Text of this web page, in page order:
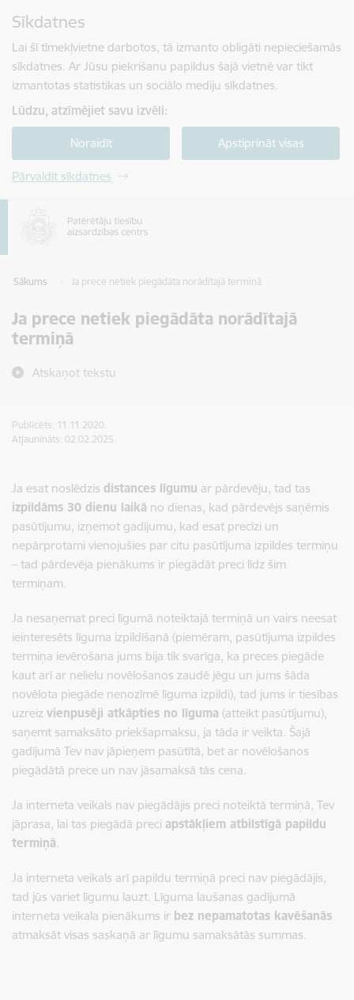
Sīkdatnes
Lai šī tīmekļvietne darbotos, tā izmanto obligāti nepieciešamās
sīkdatnes. Ar Jūsu piekrišanu papildus šajā vietnē var tikt
izmantotas statistikas un sociālo mediju sīkdatnes.
Lūdzu, atzīmējiet savu izvēli:
Noraidīt Apstiprināt visas
Pārvaldīt sīkdatnes
Sākums Ja prece netiek piegādāta norādītajā termiņā
Ja prece netiek piegādāta norādītajā
termiņā
Atskaņot tekstu
Publicēts: 11.11.2020.
Atjaunināts: 02.02.2025.
Ja esat noslēdzis distances līgumu ar pārdevēju, tad tas
izpildāms 30 dienu laikā no dienas, kad pārdevējs saņēmis
pasūtījumu, izņemot gadījumu, kad esat precīzi un
nepārprotami vienojušies par citu pasūtījuma izpildes termiņu
– tad pārdevēja pienākums ir piegādāt preci līdz šim
termiņam.
Ja nesaņemat preci līgumā noteiktajā termiņā un vairs neesat
ieinteresēts līguma izpildīšanā (piemēram, pasūtījuma izpildes
termiņa ievērošana jums bija tik svarīga, ka preces piegāde
kaut arī ar nelielu novēlošanos zaudē jēgu un jums šāda
novēlota piegāde nenozīmē līguma izpildi), tad jums ir tiesības
uzreiz vienpusēji atkāpties no līguma (atteikt pasūtījumu),
saņemt samaksāto priekšapmaksu, ja tāda ir veikta. Šajā
gadījumā Tev nav jāpieņem pasūtītā, bet ar novēlošanos
piegādātā prece un nav jāsamaksā tās cena.
Ja interneta veikals nav piegādājis preci noteiktā termiņā, Tev
jāprasa, lai tas piegādā preci apstākļiem atbilstīgā papildu
termiņā.
Ja interneta veikals arī papildu termiņā preci nav piegādājis,
tad jūs variet līgumu lauzt. Līguma laušanas gadījumā
interneta veikala pienākums ir bez nepamatotas kavēšanās
atmaksāt visas saskaņā ar līgumu samaksātās summas.